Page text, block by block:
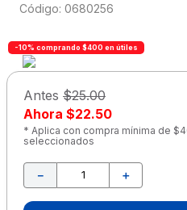
: 0680256
-10% comprando $400 en útiles
Antes $25.00
Ahora $22.50
* Aplica con compra mínima de
seleccionados
＋
－
4.
cuadernos
5.
colores
6.
7.
escritorio
8 .
sacapuntas